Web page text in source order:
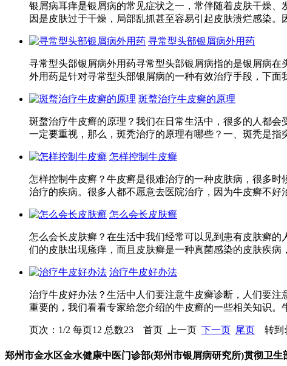
银屑病耳痒是银屑病的常见症状之一，常伴随着皮肤干燥
因是皮肤过于干燥，局部乱抓甚至容易引起皮肤溃烂感染
寻常型头部银屑病外用药
寻常型头部银屑病外用药寻常型头部银屑病指的是银屑病
外用药是针对寻常型头部银屑病的一种有效治疗手段，下
斑蝥治疗牛皮癣的原理
斑蝥治疗牛皮癣的原理？我们在日常生活中，很多的人都
一定要重视，那么，斑秃治疗的原理有哪些？一、斑秃是指
怎样控制牛皮癣
怎样控制牛皮癣？牛皮癣是很难治疗的一种皮肤病，很多
治疗的疾病。很多人都不愿意去医院治疗，因为牛皮癣不
怎么会长皮肤癣
怎么会长皮肤癣？在生活中我们经常可以见到患有皮肤癣
们的皮肤出现瘙痒，而且皮肤癣是一种真菌感染的皮肤疾
治疗牛皮好办法
治疗牛皮好办法？生活中人们要注意牛皮癣诊断，人们要
重要的，我们看看专家给您介绍的牛皮癣的一些相关知识
页次：1/2 每页12 总数23 首页 上一页 下一页 尾页 转到:
郑州市金水区金水健康中医门诊部(郑州市银屑病研究所)贯彻卫